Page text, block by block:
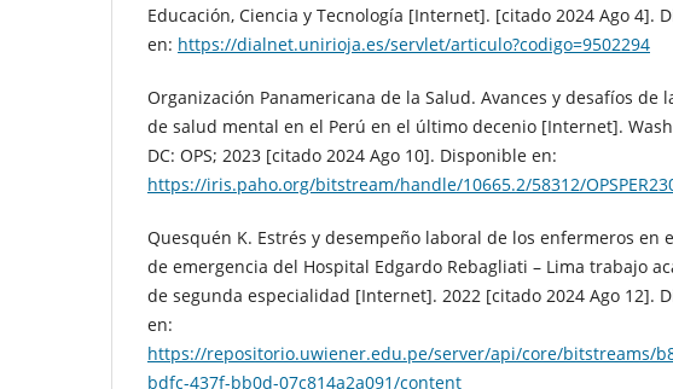
Educación, Ciencia y Tecnología [Internet]. [citado 2024 Ago 4].
en: https://dialnet.unirioja.es/servlet/articulo?codigo=9502294
Organización Panamericana de la Salud. Avances y desafíos de
de salud mental en el Perú en el último decenio [Internet].
DC: OPS; 2023 [citado 2024 Ago 10]. Disponible en:
https://iris.paho.org/bitstream/handle/10665.2/58312/
Quesquén K. Estrés y desempeño laboral de los enfermeros en
de emergencia del Hospital Edgardo Rebagliati – Lima trabajo
de segunda especialidad [Internet]. 2022 [citado 2024 Ago 12].
en:
https://repositorio.uwiener.edu.pe/server/api/core/bitstreams/
bdfc-437f-bb0d-07c814a2a091/content